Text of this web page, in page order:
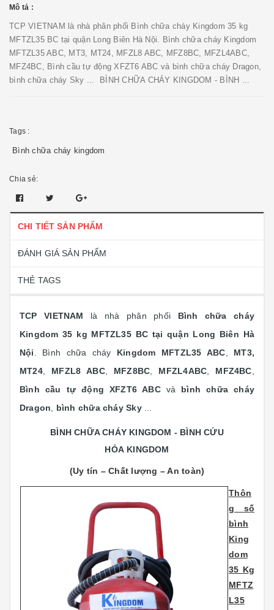
Mô tả :
TCP VIETNAM là nhà phân phối Bình chữa cháy Kingdom 35 kg
MFTZL35 BC tại quận Long Biên Hà Nội. Bình chữa cháy Kingdom
MFTZL35 ABC, MT3, MT24, MFZL8 ABC, MFZ8BC, MFZL4ABC,
MFZ4BC, Bình cầu tự động XFZT6 ABC và bình chữa cháy Dragon,
bình chữa cháy Sky ... BÌNH CHỮA CHÁY KINGDOM - BÌNH ...
Tags :
Bình chữa cháy kingdom
Chia sẻ:
CHI TIẾT SẢN PHẨM
ĐÁNH GIÁ SẢN PHẨM
THẺ TAGS
TCP VIETNAM là nhà phân phối Bình chữa cháy
Kingdom 35 kg MFTZL35 BC tại quận Long Biên Hà
Nội
. Bình chữa cháy Kingdom MFTZL35 ABC
MT3,
MT24, MFZL8 ABC, MFZ8BC MFZL4ABC MFZ4BC
Bình cầu tự động XFZT6 ABCvà bình chữa cháy
Dragon
bình chữa cháy Sky...
BÌNH CHỮA CHÁY KINGDOM - BÌNH CỨU
HỎA KINGDOM
(Uy tín – Chất lượng – An toàn)
Thôn
g số
bình
King
dom
35 Kg
MFTZ
L35